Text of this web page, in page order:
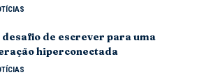
desafio de escrever para uma
hiperconectada